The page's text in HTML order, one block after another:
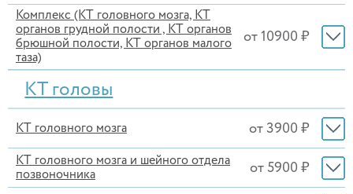
Комплекс (КТ головного мозга, КТ
органов грудной полости , КТ органов
брюшной полости, КТ органов малого
таза)
от 10900 ₽
КТ головы
КТ головного мозга от 3900 ₽
КТ головного мозга и шейного отдела
позвоночника
от 5900 ₽